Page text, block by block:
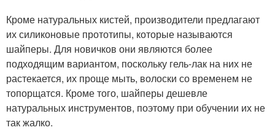
Кроме натуральных кистей, производители предлагают
их силиконовые прототипы, которые называются
шайперы. Для новичков они являются более
подходящим вариантом, поскольку гель-лак на них не
растекается, их проще мыть, волоски со временем не
топорщатся. Кроме того, шайперы дешевле
натуральных инструментов, поэтому при обучении их не
так жалко.